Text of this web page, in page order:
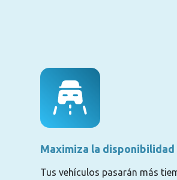
Maximiza la disponibilidad
Tus vehículos pasarán más